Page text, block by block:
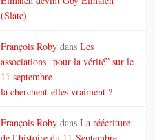
(Slate)
François Roby dansLes
associations “pour la vérité” sur le
11 septembre
la cherchent-elles vraiment ?
François Roby dansLa réécriture